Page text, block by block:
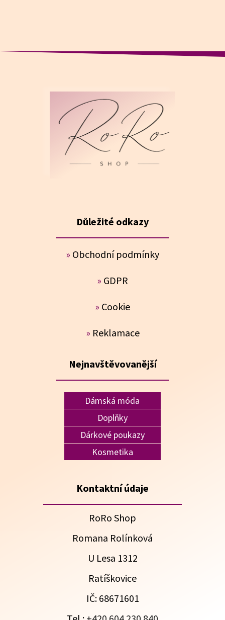
Důležité odkazy
» Obchodní podmínky
» GDPR
» Cookie
» Reklamace
Nejnavštěvovanější
Dámská móda
Doplňky
Dárkové poukazy
Kosmetika
Kontaktní údaje
RoRo Shop
Romana Rolínková
U Lesa 1312
Ratíškovice
IČ: 68671601